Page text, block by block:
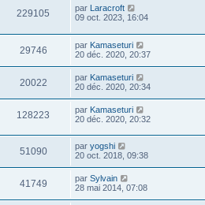
229105 par Laracroft
09 oct. 2023, 16:04
29746 par Kamaseturi
20 déc. 2020, 20:37
20022 par Kamaseturi
20 déc. 2020, 20:34
128223 par Kamaseturi
20 déc. 2020, 20:32
51090 par yogshi
20 oct. 2018, 09:38
41749 par Sylvain
28 mai 2014, 07:08